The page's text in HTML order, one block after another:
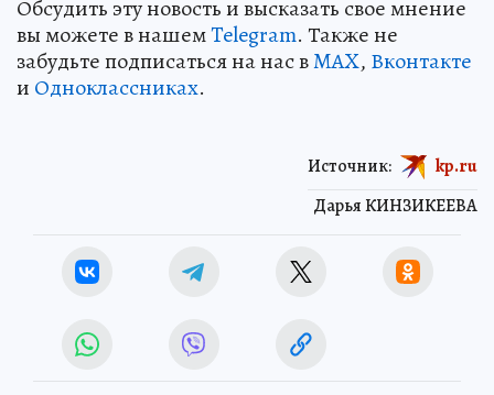
Обсудить эту новость и высказать свое мнение
вы можете в нашемTelegram. Также не
забудьте подписаться на нас вMAX, Вконтакте
и Одноклассниках.
Дарья КИНЗИКЕЕВА
Источник: kp.ru